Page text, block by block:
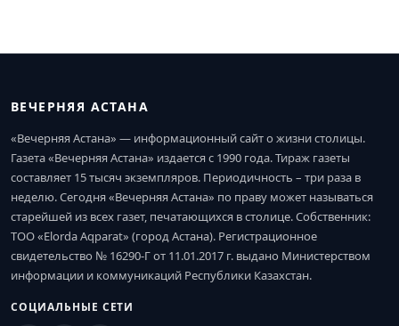
ВЕЧЕРНЯЯ АСТАНА
«Вечерняя Астана» — информационный сайт о жизни столицы.
Газета «Вечерняя Астана» издается с 1990 года. Тираж газеты
составляет 15 тысяч экземпляров. Периодичность – три раза в
неделю. Сегодня «Вечерняя Астана» по праву может называться
старейшей из всех газет, печатающихся в столице. Собственник:
ТОО «Elorda Aqparat» (город Астана). Регистрационное
свидетельство № 16290-Г от 11.01.2017 г. выдано Министерством
информации и коммуникаций Республики Казахстан.
СОЦИАЛЬНЫЕ СЕТИ